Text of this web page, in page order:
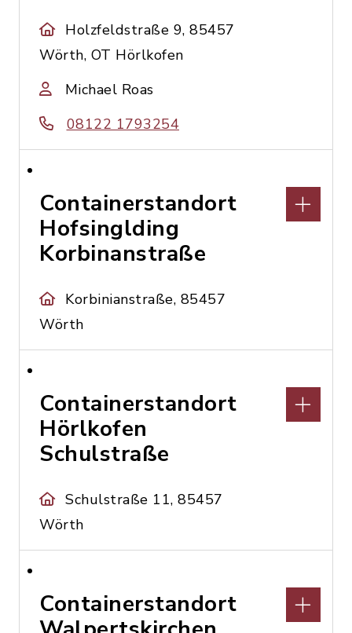
Holzfeldstraße 9, 85457
Wörth, OT Hörlkofen
Michael Roas
08122 1793254
Containerstandort
Hofsinglding
Korbinanstraße
Korbinianstraße, 85457
Wörth
Containerstandort
Hörlkofen
Schulstraße
Schulstraße 11, 85457
Wörth
Containerstandort